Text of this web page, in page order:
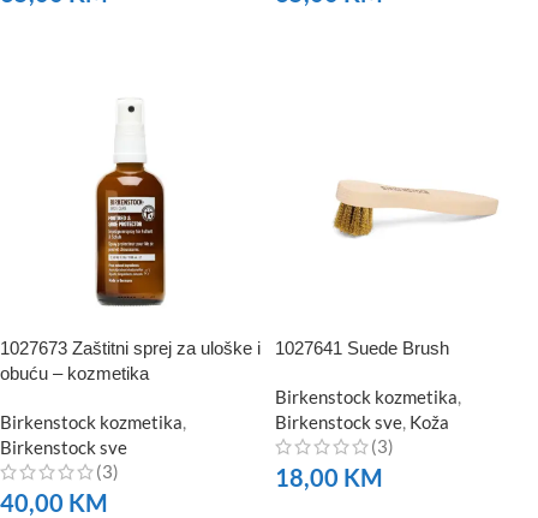
1027673 Zaštitni sprej za uloške i
obuću – kozmetika
Birkenstock kozmetika,
Birkenstock sve
(3)
40,00 KM
1027641 Suede Brush
Birkenstock kozmetika,
Birkenstock sve, Koža
(3)
18,00 KM